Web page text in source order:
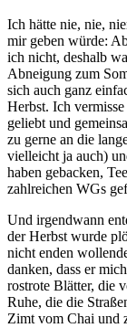
Ich hätte nie, nie,
mir geben würde:
ich nicht, deshalb
Abneigung zum
sich auch ganz
Herbst. Ich
geliebt und
zu gerne an die
vielleicht ja auch)
haben gebacken,
zahlreichen WGs
Und irgendwann
der Herbst wurde
nicht enden
danken, dass er
rostrote Blätter, die
Ruhe, die die
Zimt vom Chai und